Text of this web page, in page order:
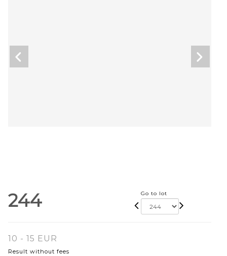
244 Go to lot
10 - 15 EUR
Result without fees